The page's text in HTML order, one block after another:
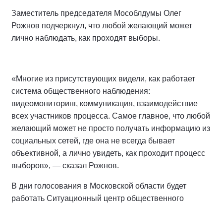
Заместитель председателя Мособлдумы Олег
Рожнов подчеркнул, что любой желающий может
лично наблюдать, как проходят выборы.
«Многие из присутствующих видели, как работает
система общественного наблюдения:
видеомониторинг, коммуникация, взаимодействие
всех участников процесса. Самое главное, что любой
желающий может не просто получать информацию из
социальных сетей, где она не всегда бывает
объективной, а лично увидеть, как проходит процесс
выборов», — сказал Рожнов.
В дни голосования в Московской области будет
работать Ситуационный центр общественного